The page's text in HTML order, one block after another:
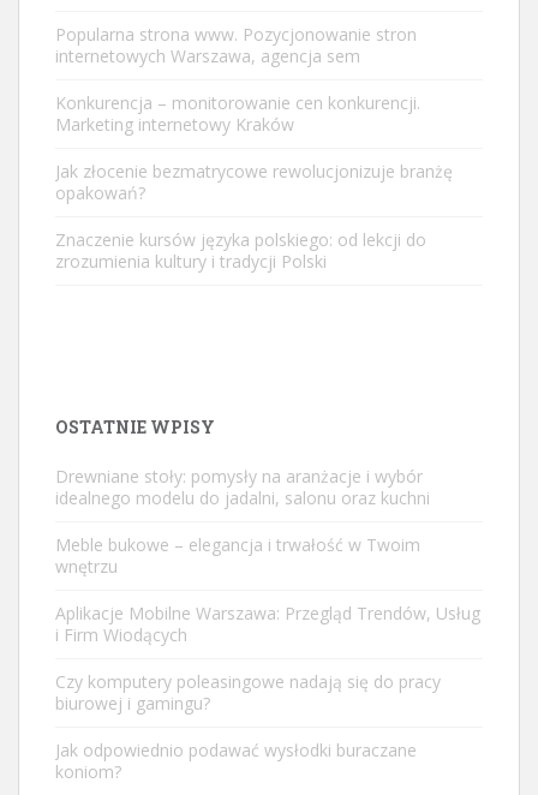
Popularna strona www. Pozycjonowanie stron
internetowych Warszawa, agencja sem
Konkurencja – monitorowanie cen konkurencji.
Marketing internetowy Kraków
Jak złocenie bezmatrycowe rewolucjonizuje branżę
opakowań?
Znaczenie kursów języka polskiego: od lekcji do
zrozumienia kultury i tradycji Polski
OSTATNIE WPISY
Drewniane stoły: pomysły na aranżacje i wybór
idealnego modelu do jadalni, salonu oraz kuchni
Meble bukowe – elegancja i trwałość w Twoim
wnętrzu
Aplikacje Mobilne Warszawa: Przegląd Trendów, Usług
i Firm Wiodących
Czy komputery poleasingowe nadają się do pracy
biurowej i gamingu?
Jak odpowiednio podawać wysłodki buraczane
koniom?